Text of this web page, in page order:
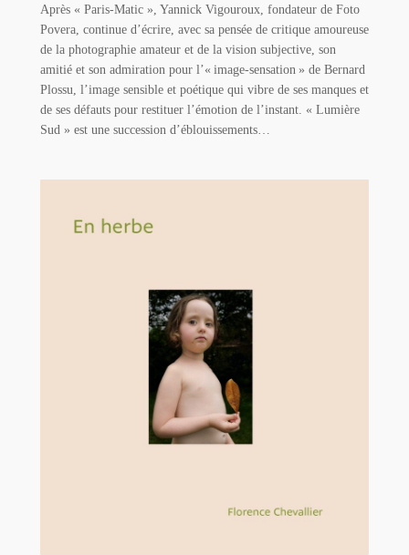
Après « Paris-Matic », Yannick Vigouroux, fondateur de Foto
Povera, continue d’écrire, avec sa pensée de critique amoureuse
de la photographie amateur et de la vision subjective, son
amitié et son admiration pour l’« image-sensation » de Bernard
Plossu, l’image sensible et poétique qui vibre de ses manques et
de ses défauts pour restituer l’émotion de l’instant. « Lumière
Sud » est une succession d’éblouissements…